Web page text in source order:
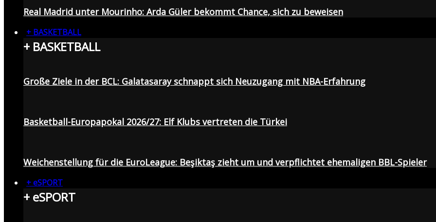
Real Madrid unter Mourinho: Arda Güler bekommt Chance, sich zu beweisen
+ BASKETBALL
+ BASKETBALL
Große Ziele in der BCL: Galatasaray schnappt sich Neuzugang mit NBA-Erfahrung
Basketball-Europapokal 2026/27: Elf Klubs vertreten die Türkei
Weichenstellung für die EuroLeague: Beşiktaş zieht um und verpflichtet ehemaligen BBL-Spieler
+ eSPORT
+ eSPORT